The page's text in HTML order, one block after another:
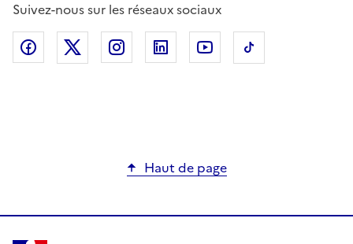
Suivez-nous sur les réseaux sociaux
Haut de page